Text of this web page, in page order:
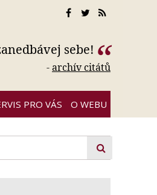
sebe!
-archív citátů
PRO VÁS O WEBU